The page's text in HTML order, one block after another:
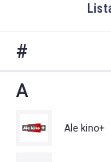
#
A
Ale kino+